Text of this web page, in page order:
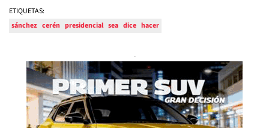
ETIQUETAS:
sánchez cerén presidencial sea dice hacer